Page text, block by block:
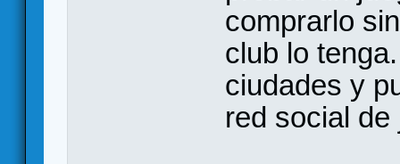
comprarlo
club lo
ciudades y
red social